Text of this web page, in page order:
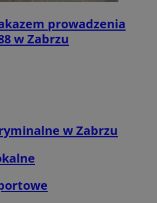
prowadzenia
w Zabrzu
w Zabrzu